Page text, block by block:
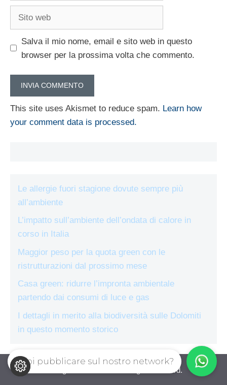
Salva il mio nome, email e sito web in questo
browser per la prossima volta che commento.
This site uses Akismet to reduce spam. Learn how
your comment data is processed.
Le allergie fuori stagione dovute sempre più
all’ambiente
L’impatto sull’ambiente dell’ondata di calore in
corso in Italia
Maggior peso per la quota green con le
ristrutturazioni dal prossimo mese
Casa green: ridurre l’impronta ambientale
partendo dai consumi di luce e gas
I dettagli in merito alla biodiversità sulle Dolomiti
in questo momento storico
ecologiae.com © 2026. All right reserverd.
Vuoi pubblicare sul nostro network?